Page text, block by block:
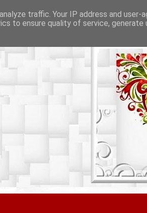
traffic. Your IP address and user-
to ensure quality of service, generate